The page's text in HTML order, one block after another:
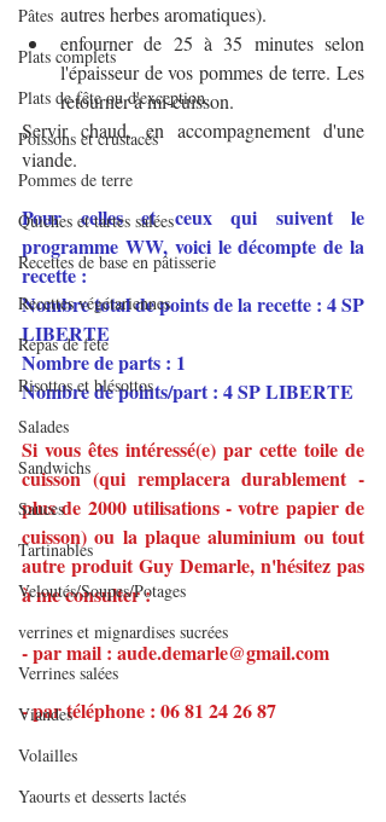
Pâtes
Plats complets
Plats de fête ou d'exception
Poissons et crustacés
Pommes de terre
Quiches et tartes salées
Recettes de base en pâtisserie
Recettes végétariennes
Repas de fête
Risottos et blésottos
Salades
Sandwichs
Sauces
Tartinables
Veloutés/Soupes/Potages
verrines et mignardises sucrées
Verrines salées
Viandes
Volailles
Yaourts et desserts lactés
autres herbes aromatiques).
enfourner de 25 à 35 minutes selon
l'épaisseur de vos pommes de terre. Les
retourner à mi-cuisson.
Servir chaud, en accompagnement d'une
viande.
Pour celles et ceux qui suivent le
programme WW, voici le décompte de la
recette :
Nombre total de points de la recette : 4 SP
LIBERTE
Nombre de parts : 1
Nombre de points/part : 4 SP LIBERTE
Si vous êtes intéressé(e) par cette toile de
cuisson (qui remplacera durablement -
plus de 2000 utilisations - votre papier de
cuisson) ou la plaque aluminium ou tout
autre produit Guy Demarle, n'hésitez pas
à me consulter :
- par mail : aude.demarle@gmail.com
- par téléphone : 06 81 24 26 87